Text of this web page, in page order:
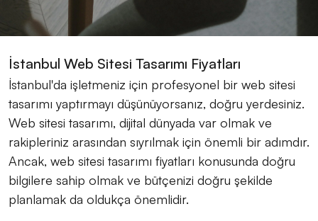
İstanbul Web Sitesi Tasarımı Fiyatları
İstanbul'da işletmeniz için profesyonel bir web sitesi
tasarımı yaptırmayı düşünüyorsanız, doğru yerdesiniz.
Web sitesi tasarımı, dijital dünyada var olmak ve
rakipleriniz arasından sıyrılmak için önemli bir adımdır.
Ancak, web sitesi tasarımı fiyatları konusunda doğru
bilgilere sahip olmak ve bütçenizi doğru şekilde
planlamak da oldukça önemlidir.